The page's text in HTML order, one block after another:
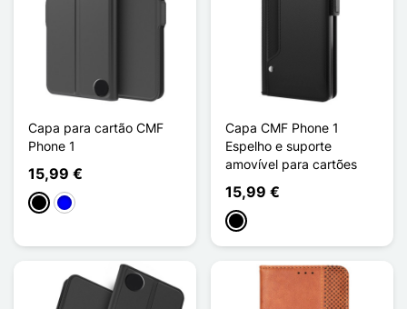
Capa para cartão CMF
Phone 1
15,99 €
PretoAzul
Capa CMF Phone 1
Espelho e suporte
amovível para cartões
15,99 €
Preto